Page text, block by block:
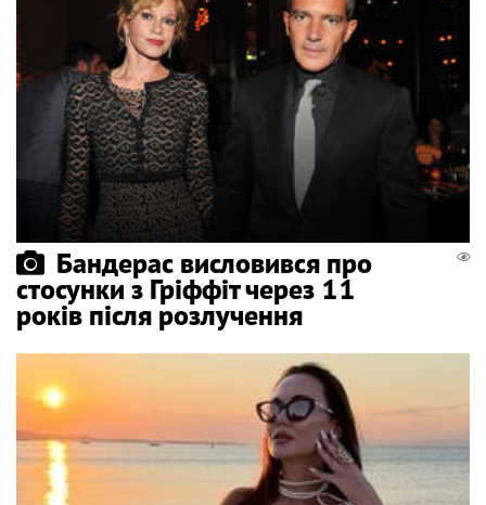
Бандерас висловився про
стосунки з Гріффіт через 11
років після розлучення